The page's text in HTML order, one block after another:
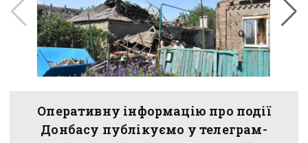
Оперативну інформацію про події
Донбасу публікуємо у телеграм-